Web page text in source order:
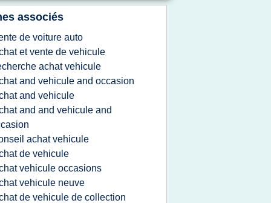
associés
de voiture auto
et vente de vehicule
achat vehicule
and vehicule and occasion
and vehicule
and and vehicule and
achat vehicule
de vehicule
vehicule occasions
vehicule neuve
de vehicule de collection